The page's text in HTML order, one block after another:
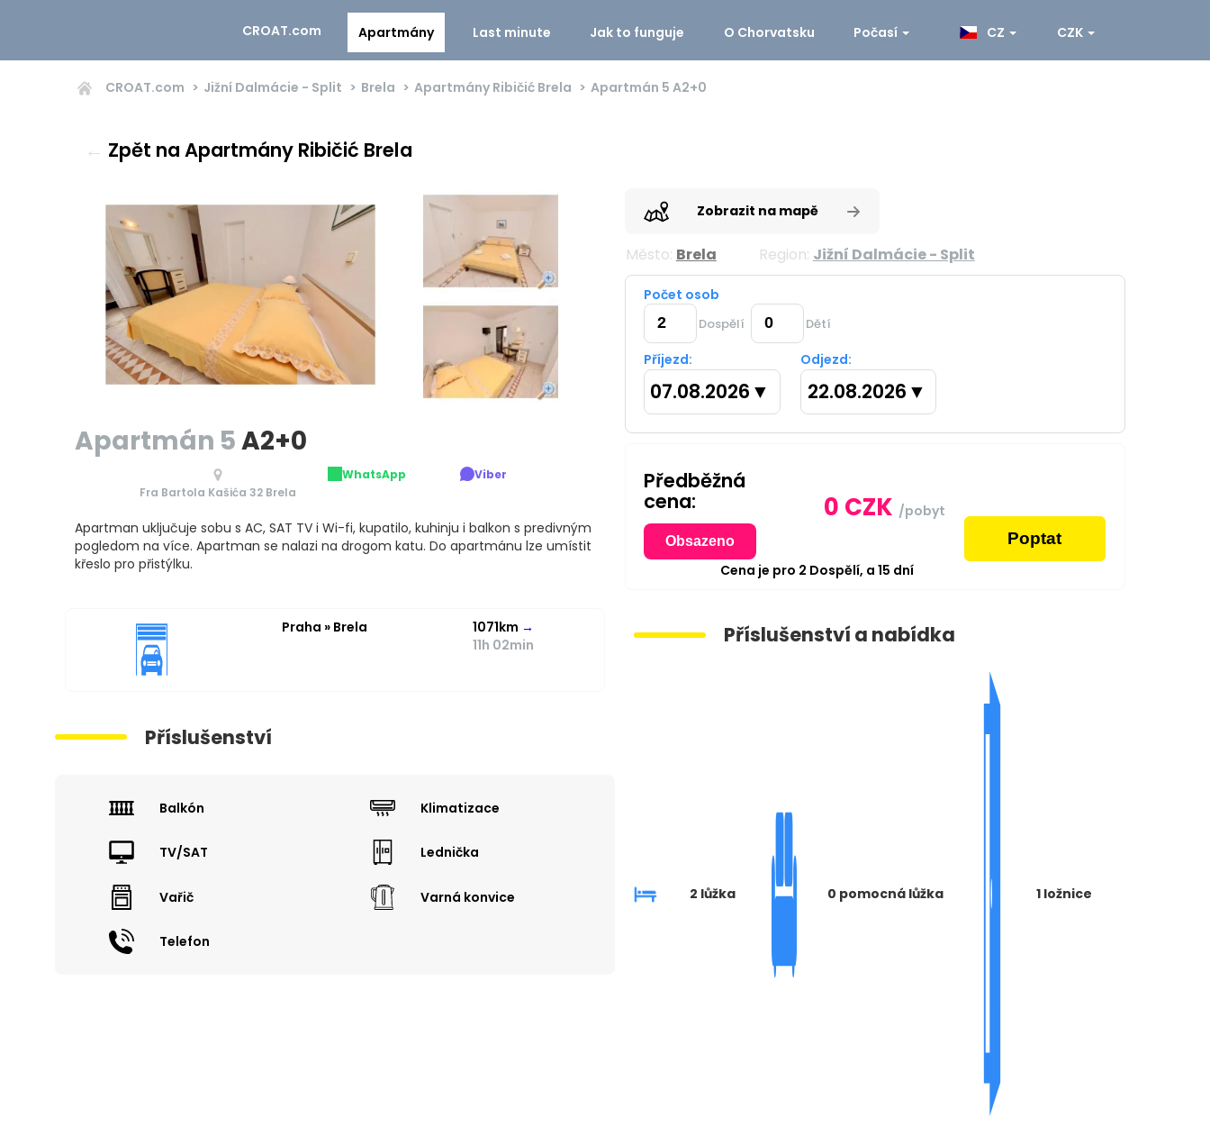
CROAT.com Apartmány Last minute Jak to funguje O Chorvatsku Počasí CZ CZK
CROAT.com Jižní Dalmácie - Split Brela Apartmány Ribičić Brela Apartmán 5 A2+0
← Zpět na Apartmány Ribičić Brela
Apartmán 5A2+0
Fra Bartola Kašića 32 Brela
WhatsApp Viber
Apartman uključuje sobu s AC, SAT TV i Wi-fi, kupatilo, kuhinju i balkon s predivným
pogledom na více. Apartman se nalazi na drogom katu. Do apartmánu lze umístit
křeslo pro přistýlku.
Praha » Brela 1071km →
11h 02min
Příslušenství
Balkón Klimatizace
TV/SAT Lednička
Vařič Varná konvice
Telefon
Zobrazit na mapě
Město: Brela Region: Jižní Dalmácie - Split
Počet osob
Dospělí Dětí
Příjezd:
07.08.2026 ▼
Odjezd:
22.08.2026 ▼
Předběžná
cena:
Obsazeno
0 CZK /pobyt
Poptat
Cena je pro 2 Dospělí, a15 dní
Příslušenství a nabídka
2 lůžka 0 pomocná lůžka 1 ložnice